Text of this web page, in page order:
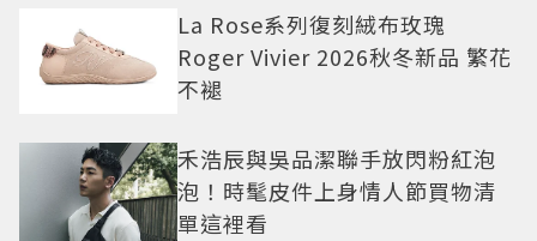
La Rose系列復刻絨布玫瑰
Roger Vivier 2026秋冬新品 繁花
不褪
禾浩辰與吳品潔聯手放閃粉紅泡
泡！時髦皮件上身情人節買物清
單這裡看